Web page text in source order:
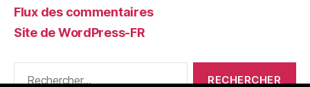
Flux des commentaires
Site de WordPress-FR